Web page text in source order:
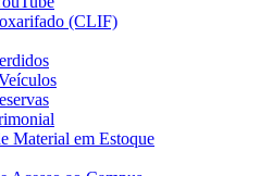
(CLIF)
Material em Estoque